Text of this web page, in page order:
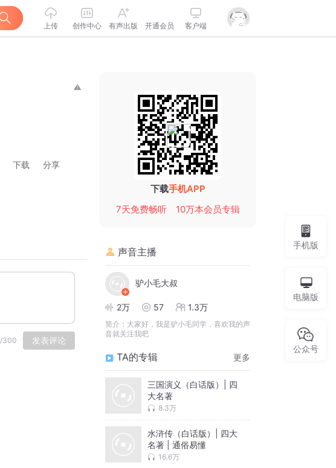
上传 创作中心 有声出版 开通会员 客户端
下载 分享
/300 发表评论
下载手机APP
7天免费畅听
10万本会员专辑
声音主播
驴小毛大叔
2万 57 1.3万
简介： 大家好，我是驴小毛同学，喜欢我的声
音就关注我吧
TA的专辑 更多
三国演义（白话版）| 四
大名著
8.3万
水浒传（白话版）| 四大
名著 | 通俗易懂
16.6万
手机版
电脑版
公众号